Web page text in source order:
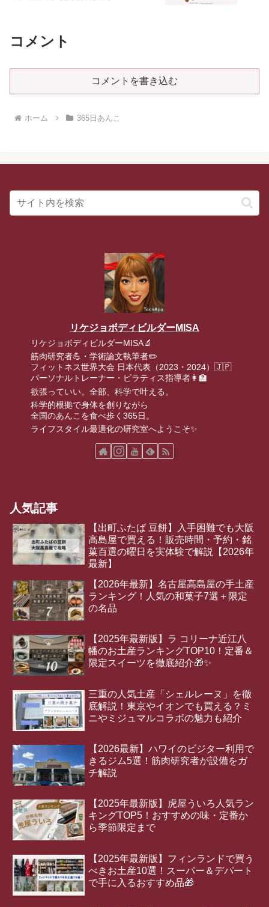
コメント
コメントを書き込む
ホーム 365日あんこ
リケジョボディビルダーMISA
リケジョボディビルダーMISA🔬
筋肉研究者💪・学術論文執筆者✏️
フィットネス世界大会 日本代表（2023・2024）🇯🇵
パーソナルトレーナー・ピラティス指導者👩‍🏫
欲張っていい。全部、科学で叶える。
科学的根拠で身体を創りながら
全国のあんこを食べ歩く365日。
ライフスタイル最適化の研究室へようこそ✨
人気記事
【出町ふたば 豆餅】入手困難でも大阪
高島屋で買える！販売時間・予約・銘
菓百選の曜日を実体験で解説【2026年
最新】
【2026年最新】名古屋高島屋の手土産
ランキング！人気の和菓子7選＋限定
の名品
【2025年最新版】ラ コリーナ近江八
幡のお土産ランキングTOP10！定番＆
限定スイーツを徹底紹介🎁✨
三重の人気土産「シェルレーヌ」を徹
底解説！東京やイオンでも買える？ミ
ニやミジュマルコラボの魅力も紹介
【2026最新】ハワイのビジター利用で
きるジム5選！筋肉研究者が設備をガ
チ解説
【2025年最新版】虎屋ういろ人気ラン
キングTOP5！おすすめの味・定番か
ら季節限定まで
【2025年最新版】フィンランドで買う
べきお土産10選！スーパー＆デパート
で手に入るおすすめ品🎁